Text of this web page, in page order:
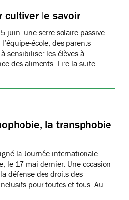
cultiver le savoir
juin, une serre solaire passive
école, des parents
sensibiliser les élèves à
des aliments. Lire la suite…
la transphobie
la Journée internationale
le 17 mai dernier. Une occasion
défense des droits des
pour toutes et tous. Au